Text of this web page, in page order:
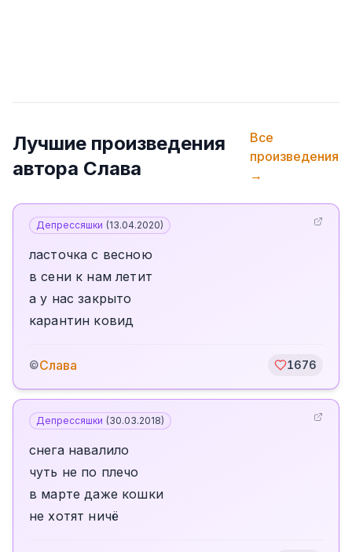
Лучшие произведения
автора Слава
Все
произведения
→
Депрессяшки (13.04.2020)
ласточка с весною
в сени к нам летит
а у нас закрыто
карантин ковид
©Слава 1676
Депрессяшки (30.03.2018)
снега навалило
чуть не по плечо
в марте даже кошки
не хотят ничё